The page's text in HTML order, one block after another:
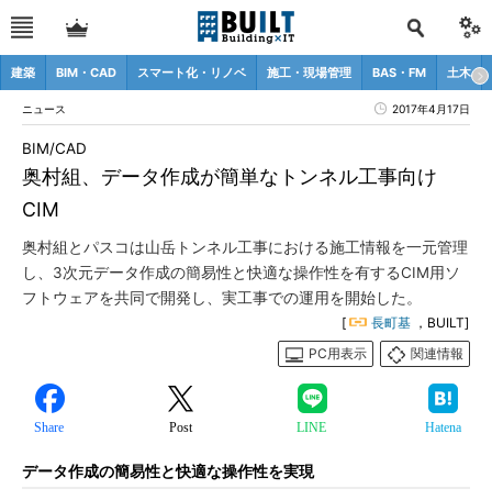
建築 BIM・CAD スマート化・リノベ 施工・現場管理 BAS・FM 土木
ニュース 2017年4月17日
奥村組、データ作成が簡単なトンネル工事向け
CIM
BIM/CAD
奥村組とパスコは山岳トンネル工事における施工情報を一元管理
し、3次元データ作成の簡易性と快適な操作性を有するCIM用ソ
フトウェアを共同で開発し、実工事での運用を開始した。
[ 長町基 ，BUILT]
PC用表示
関連情報
Share Post LINE Hatena
データ作成の簡易性と快適な操作性を実現